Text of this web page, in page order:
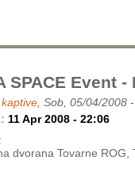
SPACE Event
kaptive , Sob, 05/04/2008
11 Apr 2008 - 22:06
dvorana Tovarne